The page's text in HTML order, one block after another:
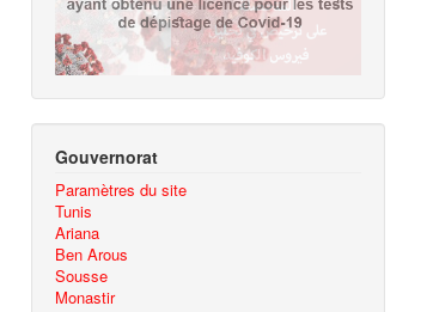
Gouvernorat
Paramètres du site
Tunis
Ariana
Ben Arous
Sousse
Monastir